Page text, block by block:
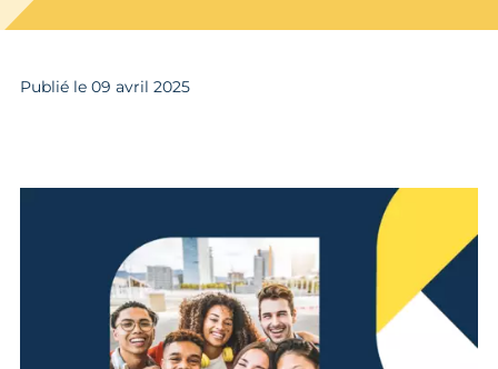
Publié le 09 avril 2025